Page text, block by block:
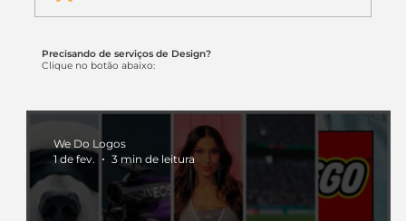
Precisando de serviços de Design?
Clique no botão abaixo:
We Do Logos
1 de fev.
3 min de leitura
Itaú muda apenas duas letras da
começou.